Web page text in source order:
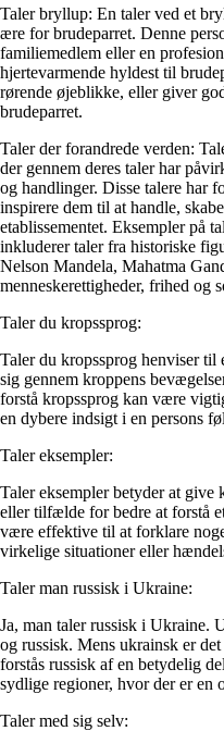
Taler bryllup: En taler ved et
ære for brudeparret. Denne
familiemedlem eller en
hjertevarmende hyldest til
rørende øjeblikke, eller giver
brudeparret.
Taler der forandrede verden:
der gennem deres taler har
og handlinger. Disse talere har
inspirere dem til at handle,
etablissementet. Eksempler på
inkluderer taler fra historiske
Nelson Mandela, Mahatma
menneskerettigheder, frihed og
Taler du kropssprog:
Taler du kropssprog henviser
sig gennem kroppens
forstå kropssprog kan være
en dybere indsigt i en persons
Taler eksempler:
Taler eksempler betyder at
eller tilfælde for bedre at forstå
være effektive til at forklare
virkelige situationer eller
Taler man russisk i Ukraine:
Ja, man taler russisk i Ukraine.
og russisk. Mens ukrainsk er
forstås russisk af en betydelig
sydlige regioner, hvor der er en
Taler med sig selv: